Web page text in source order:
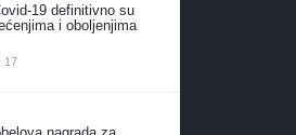
19 definitivno su
i oboljenjima
17komentara